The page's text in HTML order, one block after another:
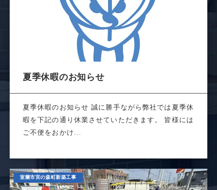
夏季休暇のお知らせ
夏季休暇のお知らせ 誠に勝手ながら弊社では夏季休
暇を下記の通り休業させていただきます。 皆様には
ご不便をおかけ...
室蘭市宮の森町新築工事